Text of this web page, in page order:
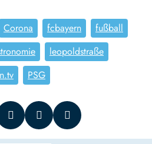
Corona fcbayern
fußball
leopoldstraße
PSG